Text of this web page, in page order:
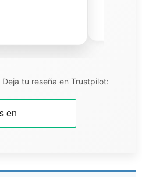
tu reseña en Trustpilot: